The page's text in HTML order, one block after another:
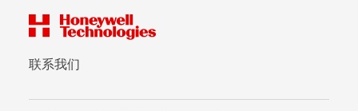
联系我们